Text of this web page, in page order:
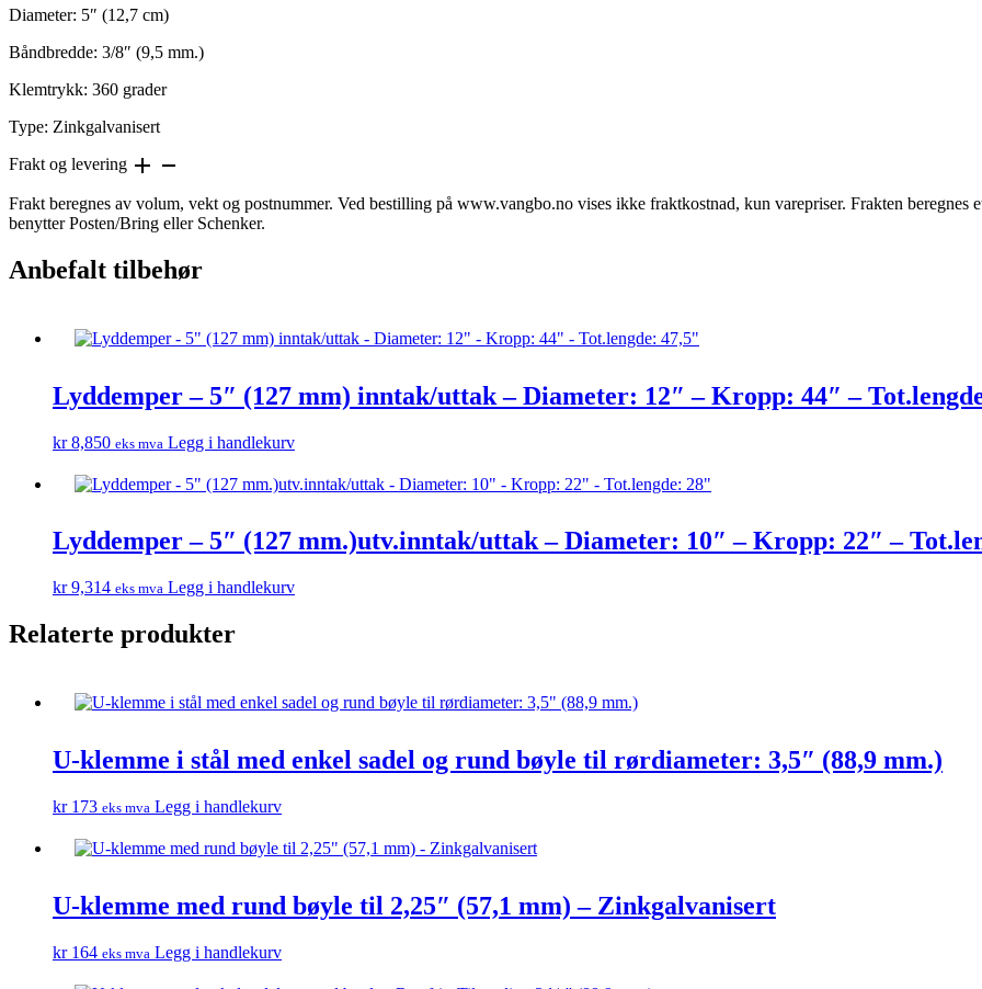
zinkgalvanisert
Diameter: 5″ (12,7 cm)
Båndbredde: 3/8″ (9,5 mm.)
Klemtrykk: 360 grader
Type: Zinkgalvanisert
Frakt og levering
Frakt beregnes av volum, vekt og postnummer. Ved bestilling på www.vangbo.no vises ikke fraktkostnad, kun varepriser. Frakten
benytter Posten/Bring eller Schenker.
Anbefalt tilbehør
Lyddemper – 5″ (127 mm) inntak/uttak – Diameter: 12″ – Kropp: 44″ –
kr8,850 eks mva Legg i handlekurv
Lyddemper – 5″ (127 mm.)utv.inntak/uttak – Diameter: 10″ – Kropp: 22″ –
kr9,314 eks mva Legg i handlekurv
Relaterte produkter
U-klemme i stål med enkel sadel og rund bøyle til rørdiameter: 3,5″ (88,9 mm.)
kr173 eks mva Legg i handlekurv
U-klemme med rund bøyle til 2,25″ (57,1 mm) – Zinkgalvanisert
kr164 eks mva Legg i handlekurv